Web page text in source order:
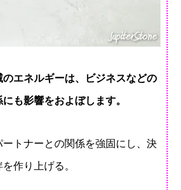
のエネルギーは、ビジネスなどの
も影響をおよぼします。
ートナーとの関係を強固にし、決
作り上げる。